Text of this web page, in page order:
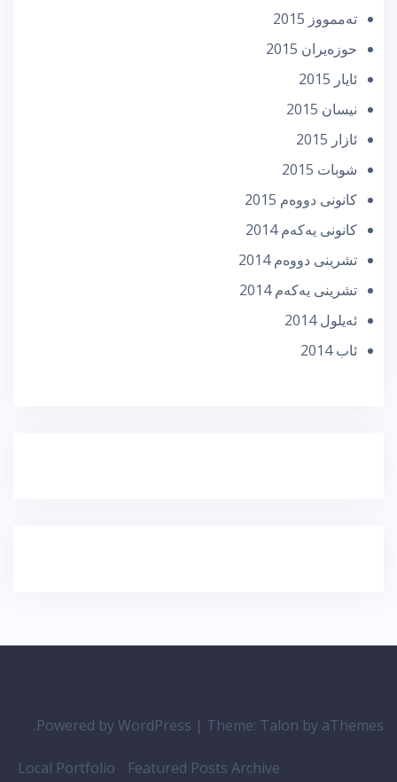
تەممووز 2015
حوزه‌یران 2015
ئایار 2015
نیسان 2015
ئازار 2015
شوبات 2015
كانونی دووه‌م 2015
كانونی یه‌كه‌م 2014
تشرینی دووه‌م 2014
تشرینی یه‌كه‌م 2014
ئه‌یلول 2014
ئاب 2014
Powered by WordPress | Theme: Talon by aThemes.
Featured Posts Archive
Local Portfolio